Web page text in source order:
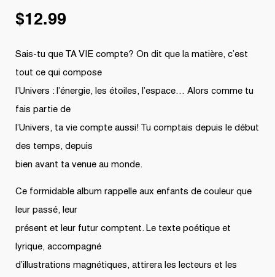
$12.99
Sais-tu que TA VIE compte? On dit que la matière, c’est
tout ce qui compose
l’Univers : l’énergie, les étoiles, l’espace… Alors comme tu
fais partie de
l’Univers, ta vie compte aussi! Tu comptais depuis le début
des temps, depuis
bien avant ta venue au monde.
Ce formidable album rappelle aux enfants de couleur que
leur passé, leur
présent et leur futur comptent. Le texte poétique et
lyrique, accompagné
d’illustrations magnétiques, attirera les lecteurs et les